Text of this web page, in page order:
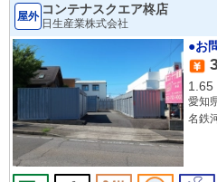
屋外 コンテナスクエア柊店
日生産業株式会社
●お
1.65
愛知
名鉄